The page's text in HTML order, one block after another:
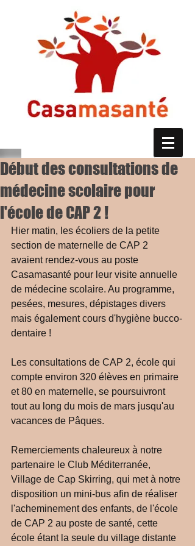
Début des consultations de
médecine scolaire pour
l'école de CAP 2 !
Hier matin, les écoliers de la petite
section de maternelle de CAP 2
avaient rendez-vous au poste
Casamasanté pour leur visite annuelle
de médecine scolaire. Au programme,
pesées, mesures, dépistages divers
mais également cours d'hygiène bucco-
dentaire !
Les consultations de CAP 2, école qui
compte environ 320 élèves en primaire
et 80 en maternelle, se poursuivront
tout au long du mois de mars jusqu'au
vacances de Pâques.
Remerciements chaleureux à notre
partenaire le Club Méditerranée,
Village de Cap Skirring, qui met à notre
disposition un mini-bus afin de réaliser
l'acheminement des enfants, de l'école
de CAP 2 au poste de santé, cette
école étant la seule du village distante